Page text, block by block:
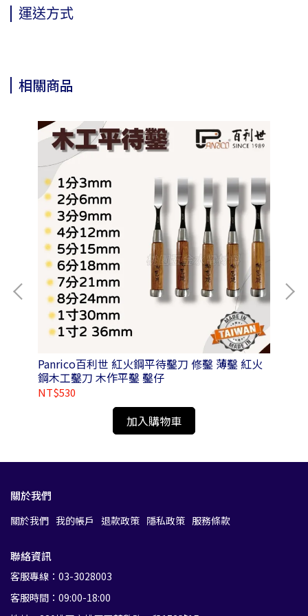
運送方式
相關商品
Panrico百利世 紅火鋼平待鑿刀 修鑿 薄鑿 紅火
鋼木工鑿刀 木作平鑿 鑿仔
NT$530
加入購物車
關於我們
關於我們 我的帳戶 退款政策 隱私政策 服務條款
聯絡資訊
客服專線：03-3028003
客服時間：09:00-18:00